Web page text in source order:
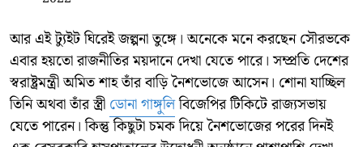
আর এই ট্যুইট ঘিরেই জল্পনা তুঙ্গে। অনেকে মনে করছেন সৌরভকে
এবার হয়তো রাজনীতির ময়দানে দেখা যেতে পারে। সম্প্রতি দেশের
স্বরাষ্ট্রমন্ত্রী অমিত শাহ তাঁর বাড়ি নৈশভোজে আসেন। শোনা যাচ্ছিল
তিনি অথবা তাঁর স্ত্রী ডোনা গাঙ্গুলিবিজেপির টিকিটে রাজ্যসভায়
যেতে পারেন। কিন্তু কিছুটা চমক দিয়ে নৈশভোজের পরের দিনই